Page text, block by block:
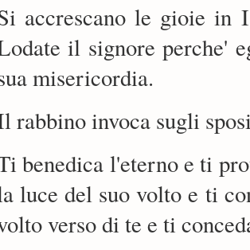
accrescano le gioie in
il signore perche'
misericordia.
rabbino invoca sugli
benedica l'eterno e ti
luce del suo volto e ti
verso di te e ti